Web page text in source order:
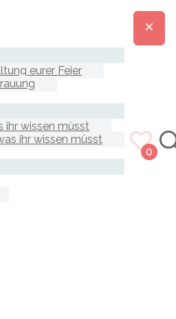
eurer Feier
ihr wissen müsst
ihr wissen müsst
0